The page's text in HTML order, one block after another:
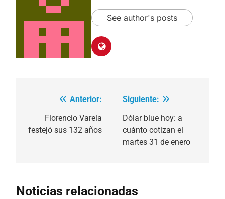
See author's posts
Navegación
entradas
Anterior:
Florencio Varela
festejó sus 132 años
Siguiente:
Dólar blue hoy: a
cuánto cotizan el
martes 31 de enero
Noticias relacionadas